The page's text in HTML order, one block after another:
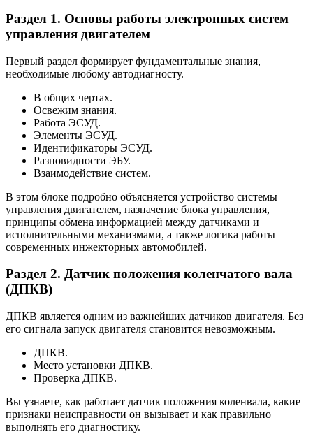
Раздел 1. Основы работы электронных систем
управления двигателем
Первый раздел формирует фундаментальные знания,
необходимые любому автодиагносту.
В общих чертах.
Освежим знания.
Работа ЭСУД.
Элементы ЭСУД.
Идентификаторы ЭСУД.
Разновидности ЭБУ.
Взаимодействие систем.
В этом блоке подробно объясняется устройство системы
управления двигателем, назначение блока управления,
принципы обмена информацией между датчиками и
исполнительными механизмами, а также логика работы
современных инжекторных автомобилей.
Раздел 2. Датчик положения коленчатого вала
(ДПКВ)
ДПКВ является одним из важнейших датчиков двигателя. Без
его сигнала запуск двигателя становится невозможным.
ДПКВ.
Место установки ДПКВ.
Проверка ДПКВ.
Вы узнаете, как работает датчик положения коленвала, какие
признаки неисправности он вызывает и как правильно
выполнять его диагностику.